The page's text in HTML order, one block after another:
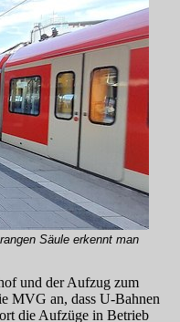
Säule erkennt man
und der Aufzug zum
MVG an, dass U‑Bahnen
die Aufzüge in Betrieb